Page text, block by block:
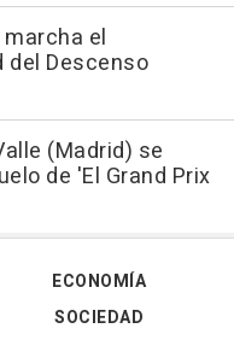
el
del Descenso
(Madrid) se
de 'El Grand Prix
ECONOMÍA
SOCIEDAD